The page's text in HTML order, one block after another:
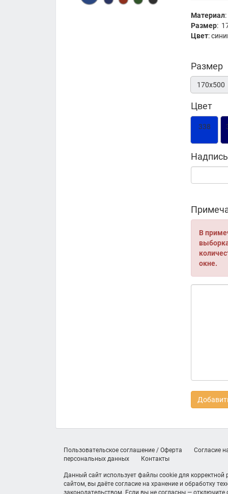
Материал:
Размер:
Цвет:
Размер
170х500
Цвет
338
Надпись
В
окне.
Пользовательское соглашение / Оферта
Согласие
персональных данных
Контакты
Данный сайт использует файлы cookie для
сайтом, вы даёте согласие на хранение и обработку
законодательством. Если вы не согласны — отключите